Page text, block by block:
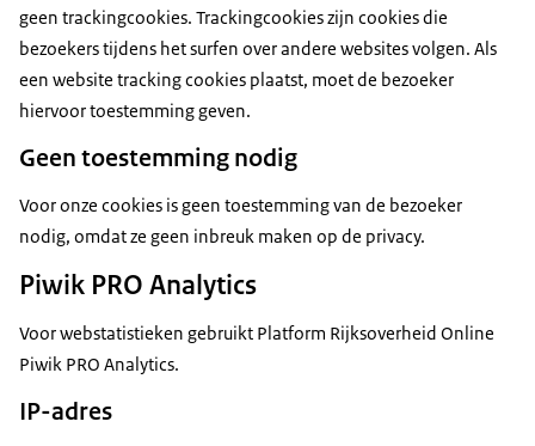
geen trackingcookies. Trackingcookies zijn cookies die
bezoekers tijdens het surfen over andere websites volgen. Als
een website tracking cookies plaatst, moet de bezoeker
hiervoor toestemming geven.
Geen toestemming nodig
Voor onze cookies is geen toestemming van de bezoeker
nodig, omdat ze geen inbreuk maken op de privacy.
Piwik PRO Analytics
Voor webstatistieken gebruikt Platform Rijksoverheid Online
Piwik PRO Analytics.
IP-adres